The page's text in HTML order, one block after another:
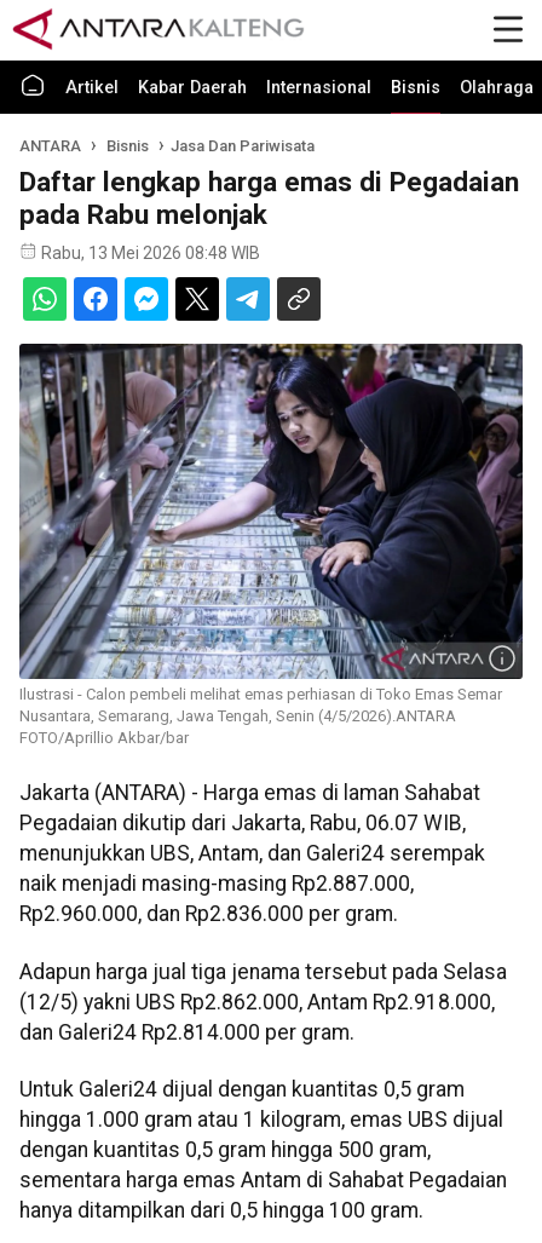
Artikel Kabar Daerah Internasional Bisnis Olahraga
ANTARA Bisnis Jasa Dan Pariwisata
Daftar lengkap harga emas di Pegadaian
pada Rabu melonjak
Rabu, 13 Mei 2026 08:48 WIB
Ilustrasi - Calon pembeli melihat emas perhiasan di Toko Emas Semar
Nusantara, Semarang, Jawa Tengah, Senin (4/5/2026).ANTARA
FOTO/Aprillio Akbar/bar
Jakarta (ANTARA) - Harga emas di laman Sahabat
Pegadaian dikutip dari Jakarta, Rabu, 06.07 WIB,
menunjukkan UBS, Antam, dan Galeri24 serempak
naik menjadi masing-masing Rp2.887.000,
Rp2.960.000, dan Rp2.836.000 per gram.
Adapun harga jual tiga jenama tersebut pada Selasa
(12/5) yakni UBS Rp2.862.000, Antam Rp2.918.000,
dan Galeri24 Rp2.814.000 per gram.
Untuk Galeri24 dijual dengan kuantitas 0,5 gram
hingga 1.000 gram atau 1 kilogram, emas UBS dijual
dengan kuantitas 0,5 gram hingga 500 gram,
sementara harga emas Antam di Sahabat Pegadaian
hanya ditampilkan dari 0,5 hingga 100 gram.